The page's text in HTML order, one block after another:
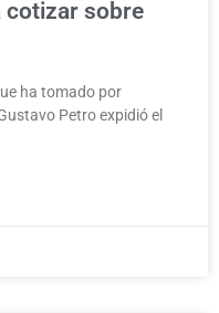
cotizar sobre
ha tomado por
Petro expidió el